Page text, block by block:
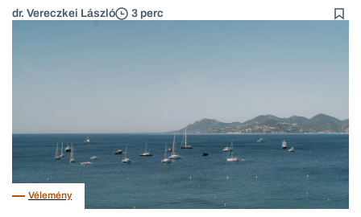
dr. Vereczkei László 3 perc
Vélemény